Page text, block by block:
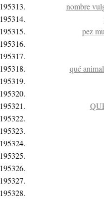
195313.
nombre
195314.
195315.
pez
195316.
195317.
195318.
qué
195319.
195320.
195321.
195322.
195323.
195324.
195325.
195326.
195327.
195328.